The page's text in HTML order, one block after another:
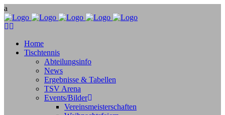
Home
Tischtennis
Abteilungsinfo
News
Ergebnisse & Tabellen
TSV Arena
Events/Bilder
Vereinsmeisterschaften